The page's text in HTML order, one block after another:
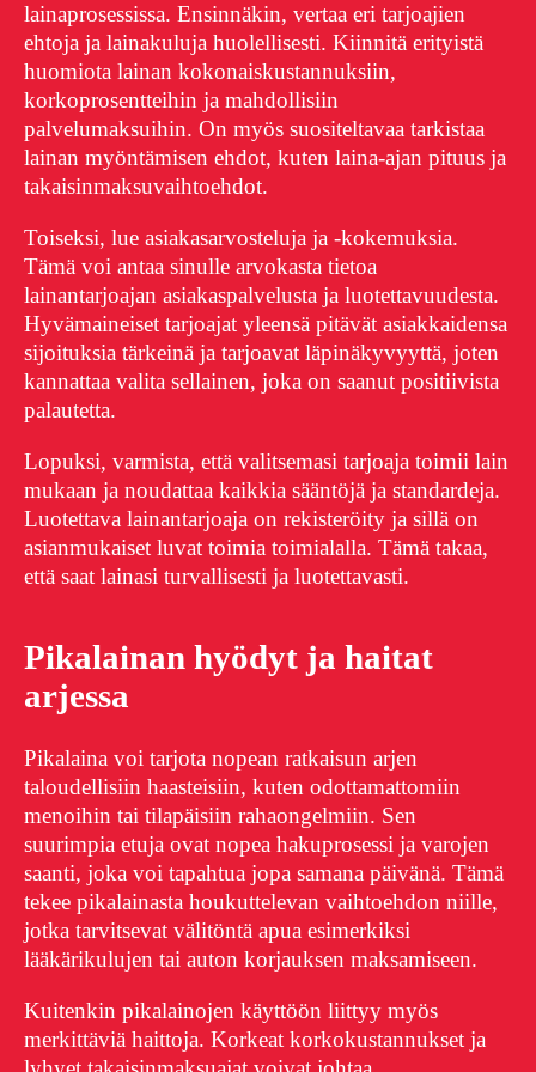
lainaprosessissa. Ensinnäkin, vertaa eri tarjoajien
ehtoja ja lainakuluja huolellisesti. Kiinnitä erityistä
huomiota lainan kokonaiskustannuksiin,
korkoprosentteihin ja mahdollisiin
palvelumaksuihin. On myös suositeltavaa tarkistaa
lainan myöntämisen ehdot, kuten laina-ajan pituus ja
takaisinmaksuvaihtoehdot.
Toiseksi, lue asiakasarvosteluja ja -kokemuksia.
Tämä voi antaa sinulle arvokasta tietoa
lainantarjoajan asiakaspalvelusta ja luotettavuudesta.
Hyvämaineiset tarjoajat yleensä pitävät asiakkaidensa
sijoituksia tärkeinä ja tarjoavat läpinäkyvyyttä, joten
kannattaa valita sellainen, joka on saanut positiivista
palautetta.
Lopuksi, varmista, että valitsemasi tarjoaja toimii lain
mukaan ja noudattaa kaikkia sääntöjä ja standardeja.
Luotettava lainantarjoaja on rekisteröity ja sillä on
asianmukaiset luvat toimia toimialalla. Tämä takaa,
että saat lainasi turvallisesti ja luotettavasti.
Pikalainan hyödyt ja haitat
arjessa
Pikalaina voi tarjota nopean ratkaisun arjen
taloudellisiin haasteisiin, kuten odottamattomiin
menoihin tai tilapäisiin rahaongelmiin. Sen
suurimpia etuja ovat nopea hakuprosessi ja varojen
saanti, joka voi tapahtua jopa samana päivänä. Tämä
tekee pikalainasta houkuttelevan vaihtoehdon niille,
jotka tarvitsevat välitöntä apua esimerkiksi
lääkärikulujen tai auton korjauksen maksamiseen.
Kuitenkin pikalainojen käyttöön liittyy myös
merkittäviä haittoja. Korkeat korkokustannukset ja